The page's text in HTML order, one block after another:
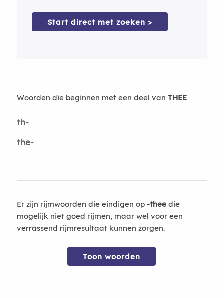
Start direct met zoeken >
Woorden die beginnen met een deel van THEE
th-
the-
Er zijn rijmwoorden die eindigen op -theedie
mogelijk niet goed rijmen, maar wel voor een
verrassend rijmresultaat kunnen zorgen.
Toon woorden